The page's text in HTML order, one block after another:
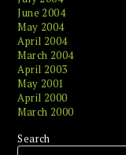
June 2004
May 2004
April 2004
March 2004
April 2003
May 2001
April 2000
March 2000
Search